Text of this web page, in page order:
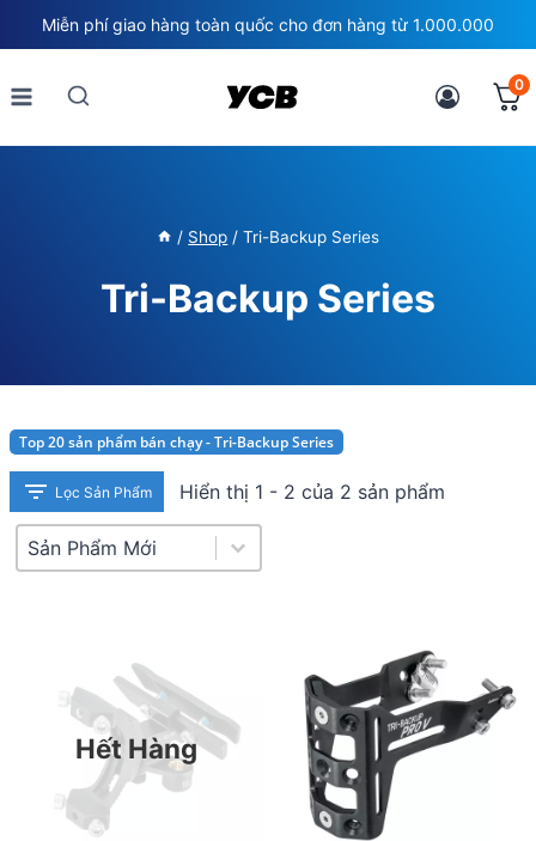
to
content
Miễn phí giao hàng toàn quốc cho đơn hàng từ 1.000.000
0
/ Shop / Tri-Backup Series
Tri-Backup Series
Top 20 sản phẩm bán chạy - Tri-Backup Series
Lọc Sản Phẩm Hiển thị 1 - 2 của 2 sản phẩm
Product Sort
Sort content
Hết Hàng